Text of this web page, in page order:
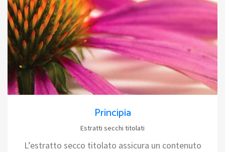
Principia
Estratti secchi titolati
L’estratto secco titolato assicura un contenuto